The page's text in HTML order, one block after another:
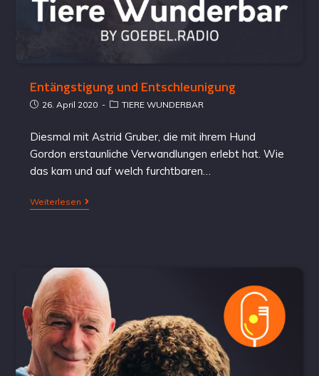
Entängstigung und Entschleunigung
26. April 2020 TIERE WUNDERBAR
Diesmal mit Astrid Gruber, die mit ihrem Hund
Gordon erstaunliche Verwandlungen erlebt hat. Wie
das kam und auf welch furchtbaren…
Weiterlesen